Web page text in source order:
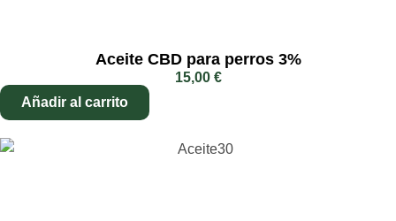
Aceite CBD para perros 3%
15,00 €
Añadir al carrito